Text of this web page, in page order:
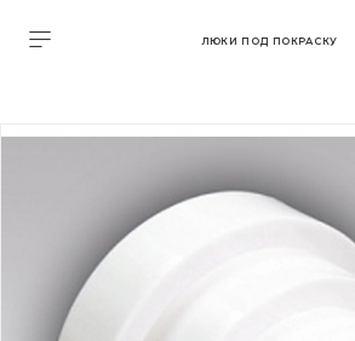
ЛЮКИ ПОД ПОКРАСКУ